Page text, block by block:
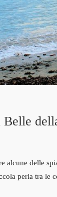
Belle
alcune delle
perla tra le